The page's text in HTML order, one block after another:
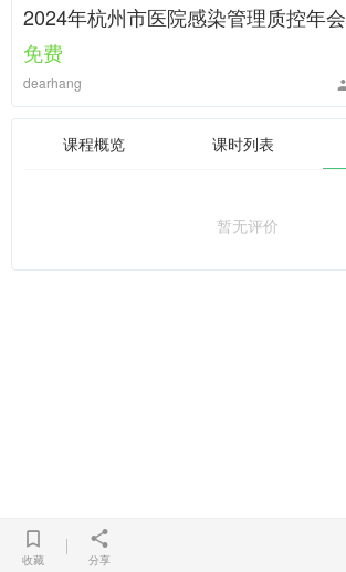
2024年杭州市医院感染管理质控年会
免费
dearhang
收藏 分享
课程概览 课时列表
暂无评价